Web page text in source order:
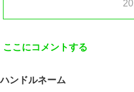
ここにコメントする
ハンドルネーム